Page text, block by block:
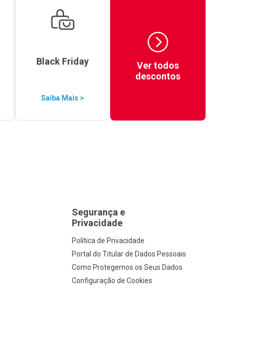
Black Friday
Saiba Mais >
Ver todos
descontos
Segurança e
Privacidade
Política de Privacidade
Portal do Titular de Dados Pessoais
Como Protegemos os Seus Dados
Configuração de Cookies